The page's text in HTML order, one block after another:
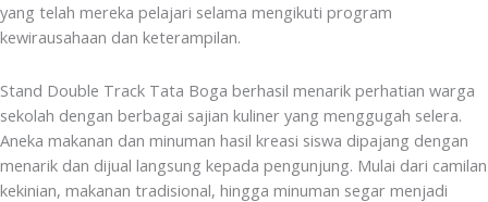
yang telah mereka pelajari selama mengikuti program
kewirausahaan dan keterampilan.
Stand Double Track Tata Boga berhasil menarik perhatian warga
sekolah dengan berbagai sajian kuliner yang menggugah selera.
Aneka makanan dan minuman hasil kreasi siswa dipajang dengan
menarik dan dijual langsung kepada pengunjung. Mulai dari camilan
kekinian, makanan tradisional, hingga minuman segar menjadi